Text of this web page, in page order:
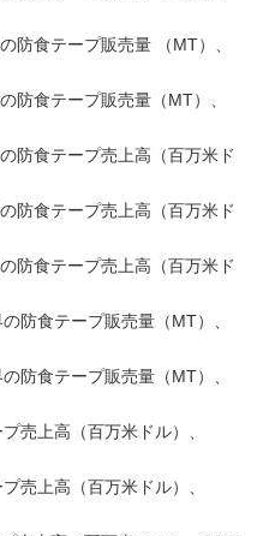
防食テープ販売量 （MT）、
防食テープ販売量（MT）、
防食テープ売上高（百万米ド
防食テープ売上高（百万米ド
防食テープ売上高（百万米ド
防食テープ販売量（MT）、
防食テープ販売量（MT）、
売上高（百万米ドル）、
売上高（百万米ドル）、